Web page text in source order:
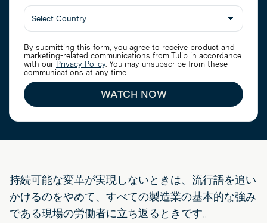
Select
Industry
By submitting this form, you agree to receive product and
marketing-related communications from Tulip in accordance
with our Privacy Policy. You may unsubscribe from these
communications at any time.
WATCH NOW
持続可能な変革が実現しないときは、流行語を追い
かけるのをやめて、すべての製造業の基本的な強み
である現場の労働者に立ち返るときです。